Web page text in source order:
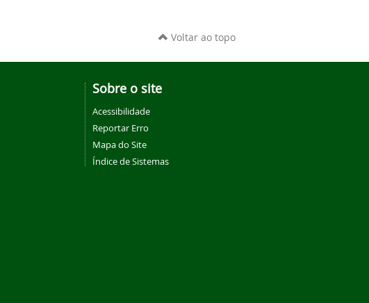
Voltar ao topo
Sobre o site
Acessibilidade
Reportar Erro
Mapa do Site
Índice de Sistemas